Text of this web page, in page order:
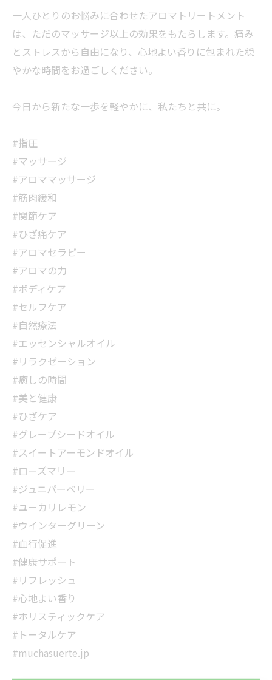
一人ひとりのお悩みに合わせたアロマトリートメント
は、ただのマッサージ以上の効果をもたらします。痛み
とストレスから自由になり、心地よい香りに包まれた穏
やかな時間をお過ごしください。
今日から新たな一歩を軽やかに、私たちと共に。
#指圧
#マッサージ
#アロママッサージ
#筋肉緩和
#関節ケア
#ひざ痛ケア
#アロマセラピー
#アロマの力
#ボディケア
#セルフケア
#自然療法
#エッセンシャルオイル
#リラクゼーション
#癒しの時間
#美と健康
#ひざケア
#グレープシードオイル
#スイートアーモンドオイル
#ローズマリー
#ジュニパーベリー
#ユーカリレモン
#ウインターグリーン
#血行促進
#健康サポート
#リフレッシュ
#心地よい香り
#ホリスティックケア
#トータルケア
#muchasuerte.jp
当サロンの公式LINE@にお友達登録頂いたお客様は
初回 500円OFFさせて頂きます。 既に 追加済の
当サロンの公式LINE@にお友達登録頂いたお客様は
方、不必要な方 お手数ですが、✖印でお閉じ下さ